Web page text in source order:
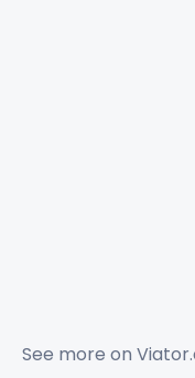
See more on